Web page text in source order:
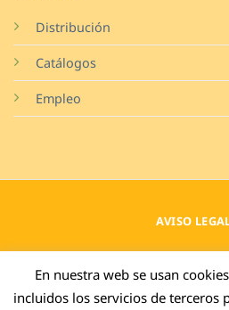
Distribución
Catálogos
Empleo
AVISO
COOKIES
En nuestra web se usan
incluidos los servicios de terceros